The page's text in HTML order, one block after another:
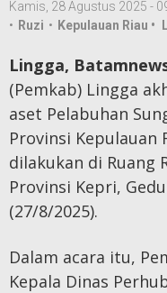
Kamis, 28 Agustus 2025 -
• Ruzi • Kepulauan Riau •
Lingga,
(Pemkab) Lingga
aset Pelabuhan
Provinsi Kepulauan
dilakukan di Ruang
Provinsi Kepri,
(27/8/2025).
Dalam acara itu,
Kepala Dinas